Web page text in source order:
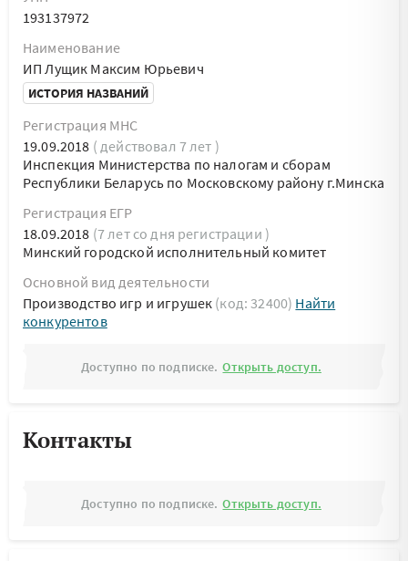
193137972
Наименование
ИП Лущик Максим Юрьевич
ИСТОРИЯ НАЗВАНИЙ
Регистрация МНС
19.09.2018 ( действовал 7 лет )
Инспекция Министерства по налогам и сборам
Республики Беларусь по Московскому району г.Минска
Регистрация ЕГР
18.09.2018 (7 лет со дня регистрации )
Минский городской исполнительный комитет
Основной вид деятельности
Производство игр и игрушек (код: 32400) Найти
конкурентов
Доступно по подписке. Открыть доступ.
Контакты
Доступно по подписке. Открыть доступ.